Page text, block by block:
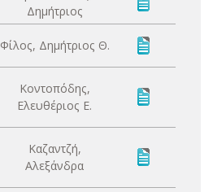
Δημήτριος
Φίλος, Δημήτριος Θ.
Κοντοπόδης,
Ελευθέριος Ε.
Καζαντζή,
Αλεξάνδρα